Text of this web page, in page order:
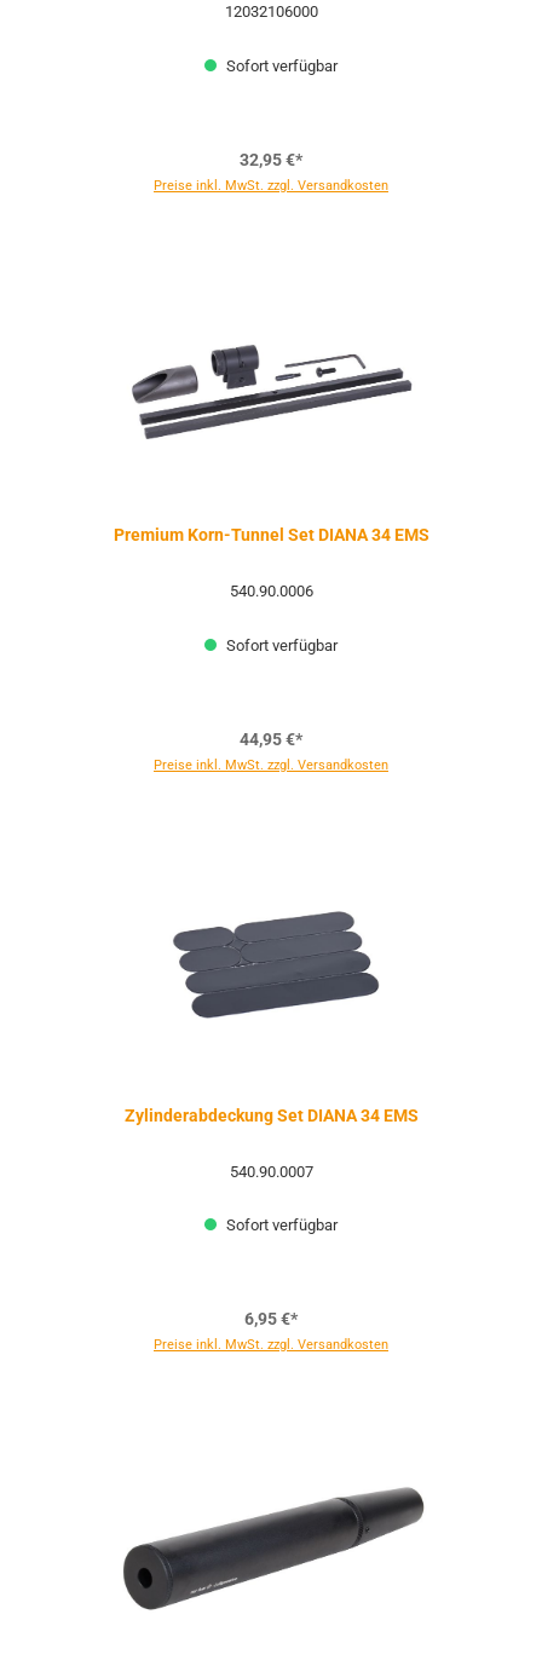
12032106000
Sofort verfügbar
32,95 €*
Preise inkl. MwSt. zzgl. Versandkosten
Premium Korn-Tunnel Set DIANA 34 EMS
540.90.0006
Sofort verfügbar
44,95 €*
Preise inkl. MwSt. zzgl. Versandkosten
Zylinderabdeckung Set DIANA 34 EMS
540.90.0007
Sofort verfügbar
6,95 €*
Preise inkl. MwSt. zzgl. Versandkosten